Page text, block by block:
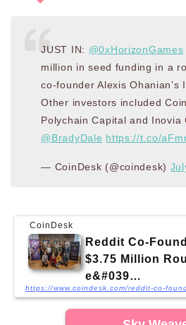
JUST IN: @0xHorizonGames
million in seed funding in a
co-founder Alexis Ohanian’s
Other investors included
Polychain Capital and Inovia
@BradyDale https://t.co/
— CoinDesk (@coindesk)
CoinDesk
Reddit Co-
$3.75 Million
e&#039…